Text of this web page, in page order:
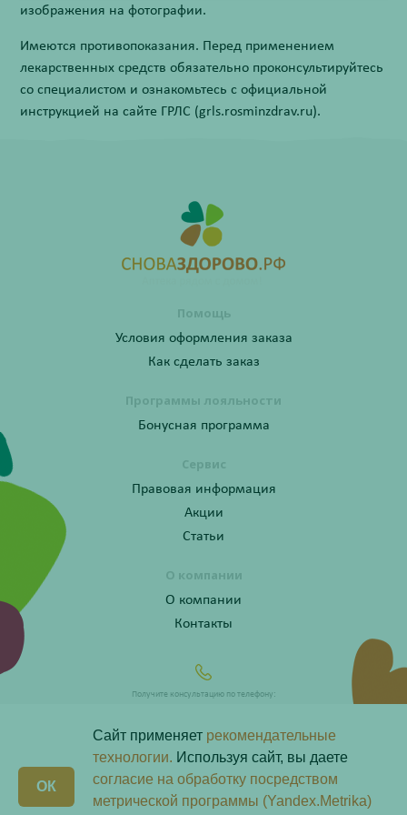
изображения на фотографии.
Имеются противопоказания. Перед применением
лекарственных средств обязательно проконсультируйтесь
со специалистом и ознакомьтесь с официальной
инструкцией на сайте ГРЛС (grls.rosminzdrav.ru).
Помощь
Условия оформления заказа
Как сделать заказ
Программы лояльности
Бонусная программа
Сервис
Правовая информация
Акции
Статьи
О компании
О компании
Контакты
Получите консультацию по телефону:
Любая информация на сайте носит справочный характер и не является публичной офертой
определяемой положениями пункта 2 статьи 437 Гражданского кодекса Российской Федерации.
Сайт применяет рекомендательные
технологии. Используя сайт, вы даете
согласие на обработку посредством
метрической программы (Yandex.Metrika)
ОК